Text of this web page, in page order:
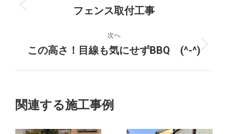
ロ
ェ
ク
ト
前
プ
ロ
ェ
ト:
フェンス取付工事
次へ
次
ジ
ェ
この高さ！目線も気にせずBBQ (^-^)
関連する施工事例